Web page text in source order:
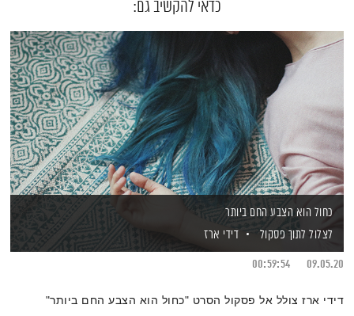
כדאי להקשיב גם:
כחול הוא הצבע החם ביותר
לצלול לתוך פסקול
דידי ארז
09.05.20
00:59:54
דידי ארז צולל אל פסקול הסרט "כחול הוא הצבע החם ביותר"